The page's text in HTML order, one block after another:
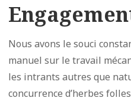
Nous avons le souci
manuel sur le travail
les intrants autres que
concurrence d’herbes